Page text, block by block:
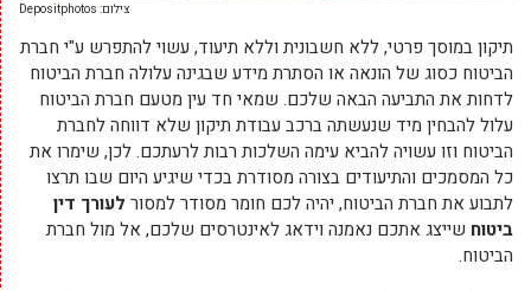
צילום: Depositphotos
תיקון במוסך פרטי, ללא חשבונית וללא תיעוד, עשוי להתפרש ע"י חברת
הביטוח כסוג של הונאה או הסתרת מידע שבגינה עלולה חברת הביטוח
לדחות את התביעה הבאה שלכם. שמאי חד עין מטעם חברת הביטוח
עלול להבחין מיד שנעשתה ברכב עבודת תיקון שלא דווחה לחברת
הביטוח וזו עשויה להביא עימה השלכות רבות לרעתכם. לכן, שימרו את
כל המסמכים והתיעודים בצורה מסודרת בכדי שיגיע היום שבו תרצו
לתבוע את חברת הביטוח, יהיה לכם חומר מסודר למסור לעורך דין
ביטוח שייצג אתכם נאמנה וידאג לאינטרסים שלכם, אל מול חברת
הביטוח.